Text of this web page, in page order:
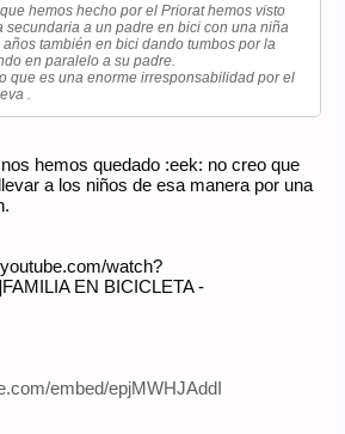
hemos hecho por el Priorat hemos visto
secundaria a un padre en bici con una niña
también en bici dando tumbos por la
en paralelo a su padre.
que es una enorme irresponsabilidad por el
.
hemos quedado :eek: no creo que
a los niños de esa manera por una
watch?
EN BICICLETA -
embed/epjMWHJAddI